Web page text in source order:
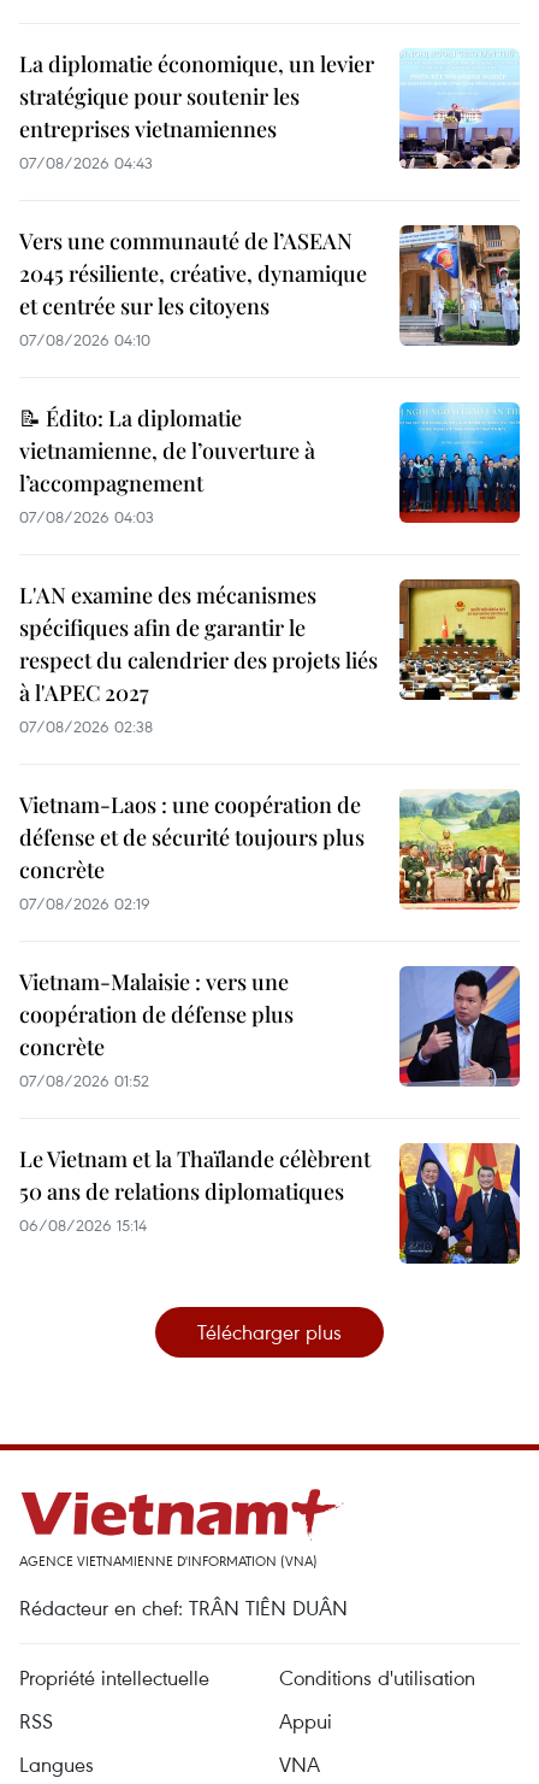
La diplomatie économique, un levier
stratégique pour soutenir les
entreprises vietnamiennes
07/08/2026 04:43
Vers une communauté de l’ASEAN
2045 résiliente, créative, dynamique
et centrée sur les citoyens
07/08/2026 04:10
📝 Édito: La diplomatie
vietnamienne, de l’ouverture à
l’accompagnement
07/08/2026 04:03
L'AN examine des mécanismes
spécifiques afin de garantir le
respect du calendrier des projets liés
à l'APEC 2027
07/08/2026 02:38
Vietnam-Laos : une coopération de
défense et de sécurité toujours plus
concrète
07/08/2026 02:19
Vietnam-Malaisie : vers une
coopération de défense plus
concrète
07/08/2026 01:52
Le Vietnam et la Thaïlande célèbrent
50 ans de relations diplomatiques
06/08/2026 15:14
Télécharger plus
AGENCE VIETNAMIENNE D'INFORMATION (VNA)
Rédacteur en chef: TRÂN TIÊN DUÂN
Propriété intellectuelle
Conditions d'utilisation
RSS
Appui
Langues
VNA